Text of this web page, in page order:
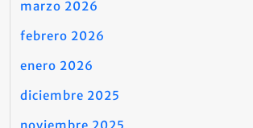
marzo 2026
febrero 2026
enero 2026
diciembre 2025